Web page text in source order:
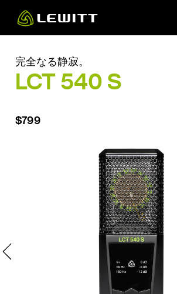
main
完全なる静寂。
LCT 540 S
$799